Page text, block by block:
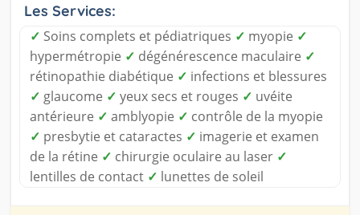
Les Services:
✓ Soins complets et pédiatriques ✓ myopie ✓
hypermétropie ✓ dégénérescence maculaire ✓
rétinopathie diabétique ✓ infections et blessures
✓ glaucome ✓ yeux secs et rouges ✓ uvéite
antérieure ✓ amblyopie ✓ contrôle de la myopie
✓ presbytie et cataractes ✓ imagerie et examen
de la rétine ✓ chirurgie oculaire au laser ✓
lentilles de contact ✓ lunettes de soleil